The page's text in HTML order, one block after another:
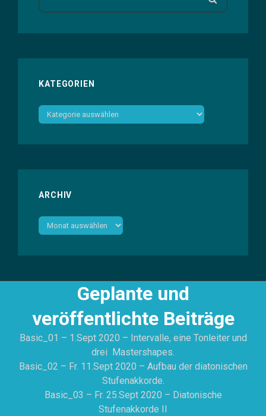
for:
KATEGORIEN
Kategorien
ARCHIV
Archiv
Geplante und
veröffentlichte Beiträge
Basic_01 – 1.Sept 2020 – Intervalle, eine Tonleiter und
drei Mastershapes.
Basic_02 – Fr. 11.Sept 2020 – Aufbau der diatonischen
Stufenakkorde.
Basic_03 – Fr. 25.Sept 2020 – Diatonische
Stufenakkorde II